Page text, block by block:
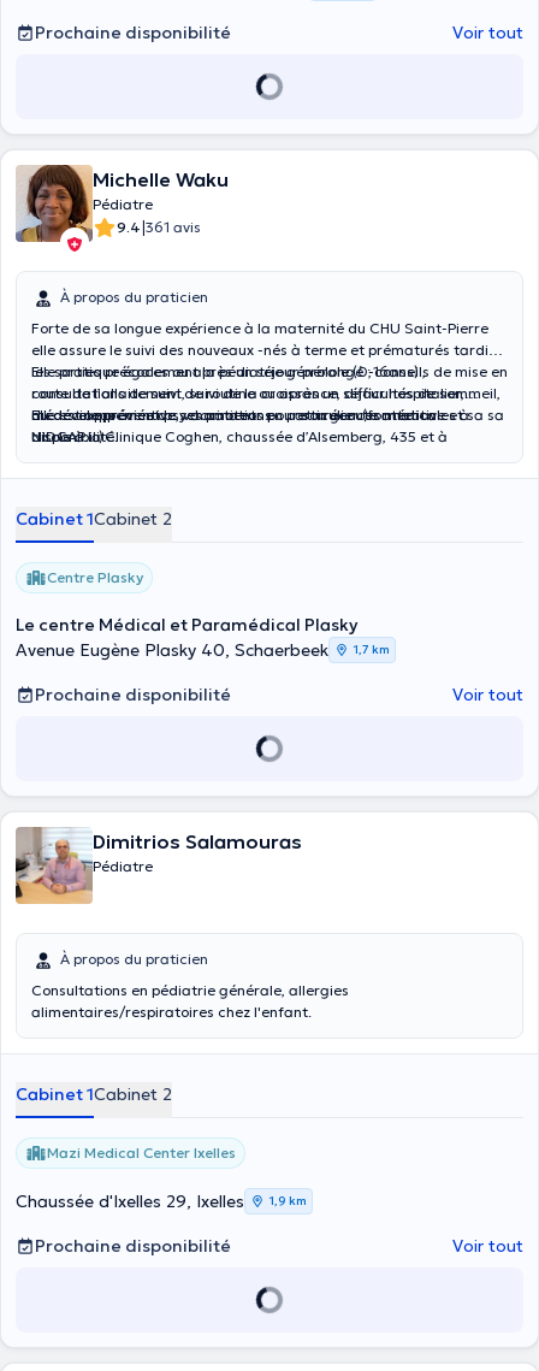
Prochaine disponibilité Voir tout
Michelle Waku
Pédiatre
9.4|361 avis
À propos du praticien
Forte de sa longue expérience à la maternité du CHU Saint-Pierre
elle assure le suivi des nouveaux -nés à terme et prématurés tardifs,
les sorties précoces ou après un séjour prolongé ; conseils de mise en
route de l’allaitement, suivi de la croissance, difficultés de sommeil,
du développement psychomoteur en particulier (formation
NIDCAP…)
Elle pratique également la pédiatrie générale (0-16ans) ,
consultations de suivi de routine ou après un séjour hospitalier,
médecine préventive, vaccinations .… et urgences médicales à
Uccle à la Clinique Coghen, chaussée d’Alsemberg, 435 et à
Elle est appréciée de ses patients pour son écoute attentive et sa sa
disponibilité.
Cabinet 1Cabinet 2
Centre Plasky
Le centre Médical et Paramédical Plasky
Avenue Eugène Plasky 40, Schaerbeek
1,7 km
Prochaine disponibilité Voir tout
Dimitrios Salamouras
Pédiatre
À propos du praticien
Consultations en pédiatrie générale, allergies
alimentaires/respiratoires chez l'enfant.
Cabinet 1Cabinet 2
Mazi Medical Center Ixelles
Chaussée d'Ixelles 29, Ixelles 1,9 km
Prochaine disponibilité Voir tout